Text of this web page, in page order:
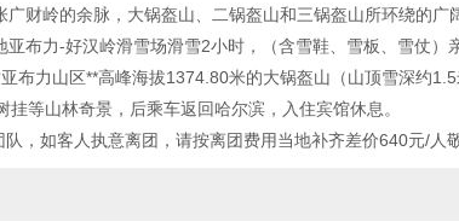
财岭的余脉，大锅盔山、二锅盔山和三锅盔山所环绕的广
布力-好汉岭滑雪场滑雪2小时，（含雪鞋、雪板、雪仗）
布力山区**高峰海拔1374.80米的大锅盔山（山顶雪深约
等山林奇景，后乘车返回哈尔滨，入住宾馆休息。
，如客人执意离团，请按离团费用当地补齐差价640元/人